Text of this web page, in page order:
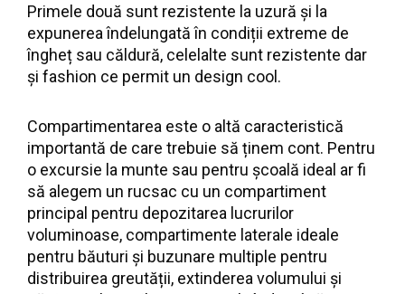
Primele două sunt rezistente la uzură și la
expunerea îndelungată în condiții extreme de
îngheț sau căldură, celelalte sunt rezistente dar
și fashion ce permit un design cool.
Compartimentarea este o altă caracteristică
importantă de care trebuie să ținem cont. Pentru
o excursie la munte sau pentru școală ideal ar fi
să alegem un rucsac cu un compartiment
principal pentru depozitarea lucrurilor
voluminoase, compartimente laterale ideale
pentru băuturi și buzunare multiple pentru
distribuirea greutății, extinderea volumului și